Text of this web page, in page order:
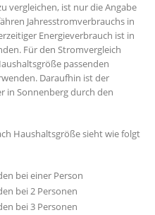
vergleichen, ist nur die Angabe
Jahresstromverbrauchs in
Energieverbrauch ist in
Für den Stromvergleich
passenden
Daraufhin ist der
in Sonnenberg durch den
Haushaltsgröße sieht wie folgt
bei einer Person
bei 2 Personen
bei 3 Personen